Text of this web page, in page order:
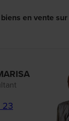
en vente sur
23